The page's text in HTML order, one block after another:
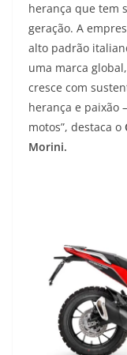
herança que tem
geração. A
alto padrão
uma marca
cresce com
herança e paixão
motos”, destaca o
Morini.